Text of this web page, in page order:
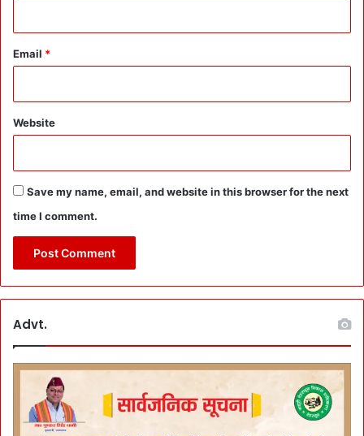
Email *
Website
Save my name, email, and website in this browser for the next
time I comment.
Advt.